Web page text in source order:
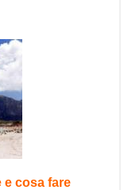
e cosa fare